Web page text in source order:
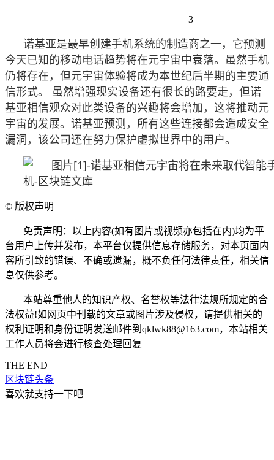
3
诺基亚是最早创建手机系统的制造商之一，它预测
今天已知的移动电话趋势将在元宇宙中衰落。虽然手机
仍将存在，但元宇宙体验将成为本世纪后半期的主要通
信形式。 虽然增强现实设备还有很长的路要走，但诺
基亚相信观众对此类设备的兴趣将会增加，这将推动元
宇宙的发展。诺基亚预测，所有这些连接都会造成安全
漏洞，该公司还在努力保护虚拟世界中的用户。
© 版权声明
免责声明：以上内容(如有图片或视频亦包括在内)均为平
台用户上传并发布，本平台仅提供信息存储服务，对本页面内
容所引致的错误、不确或遗漏，概不负任何法律责任，相关信
息仅供参考。
本站尊重他人的知识产权、名誉权等法律法规所规定的合
法权益!如网页中刊载的文章或图片涉及侵权，请提供相关的
权利证明和身份证明发送邮件到qklwk88@163.com，本站相关
工作人员将会进行核查处理回复
THE END
区块链头条
喜欢就支持一下吧